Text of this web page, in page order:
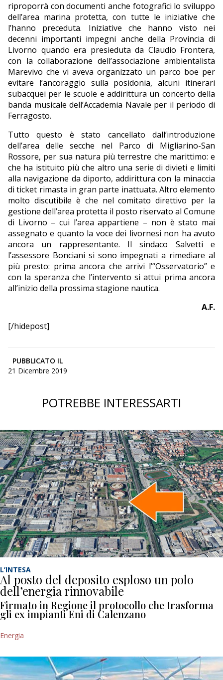
riproporrà con documenti anche fotografici lo sviluppo
dell’area marina protetta, con tutte le iniziative che
l’hanno preceduta. Iniziative che hanno visto nei
decenni importanti impegni anche della Provincia di
Livorno quando era presieduta da Claudio Frontera,
con la collaborazione dell’associazione ambientalista
Marevivo che vi aveva organizzato un parco boe per
evitare l’ancoraggio sulla posidonia, alcuni itinerari
subacquei per le scuole e addirittura un concerto della
banda musicale dell’Accademia Navale per il periodo di
Ferragosto.
Tutto questo è stato cancellato dall’introduzione
dell’area delle secche nel Parco di Migliarino-San
Rossore, per sua natura più terrestre che marittimo: e
che ha istituito più che altro una serie di divieti e limiti
alla navigazione da diporto, addirittura con la minaccia
di ticket rimasta in gran parte inattuata. Altro elemento
molto discutibile è che nel comitato direttivo per la
gestione dell’area protetta il posto riservato al Comune
di Livorno – cui l’area appartiene – non è stato mai
assegnato e quanto la voce dei livornesi non ha avuto
ancora un rappresentante. Il sindaco Salvetti e
l’assessore Bonciani si sono impegnati a rimediare al
più presto: prima ancora che arrivi l’“Osservatorio” e
con la speranza che l’intervento si attui prima ancora
all’inizio della prossima stagione nautica.
A.F.
[/hidepost]
PUBBLICATO IL
21 Dicembre 2019
POTREBBE INTERESSARTI
L’INTESA
Al posto del deposito esploso un polo
dell’energia rinnovabile
Firmato in Regione il protocollo che trasforma
gli ex impianti Eni di Calenzano
Energia